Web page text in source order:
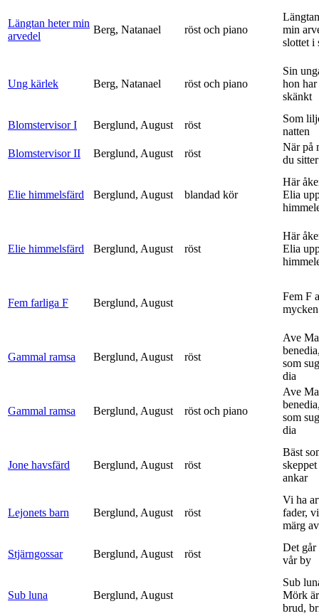
Längtan heter min
arvedel
Berg, Natanael röst och piano
min
slottet i
Ung kärlek Berg, Natanael röst och piano
Sin
hon
skänkt
Blomstervisor I Berglund, August röst
Som
natten
Blomstervisor II
Berglund, August röst
När på
du sitter
Elie himmelsfärd Berglund, August blandad kör
Här
Elia
Elie himmelsfärd Berglund, August röst
Här
Elia
Fem farliga F Berglund, August
Fem F
Gammal ramsa Berglund, August röst
Ave
som
dia
Gammal ramsa Berglund, August röst och piano
Ave
som
dia
Jone havsfärd Berglund, August röst
Bäst
ankar
Lejonets barn Berglund, August röst
Vi ha
fader,
märg
Stjärngossar Berglund, August röst
Det går
vår by
Sub luna Berglund, August
Sub
Mörk
brud,